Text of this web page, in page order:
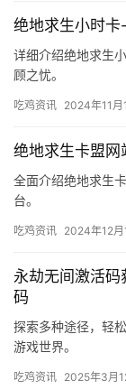
绝地求生小时
详细介绍绝地求生
顾之忧。
吃鸡资讯 2024年11月
绝地求生卡盟网
全面介绍绝地求生
台。
吃鸡资讯 2024年12月
永劫无间激活
码
探索多种途径，轻
游戏世界。
吃鸡资讯 2025年3月